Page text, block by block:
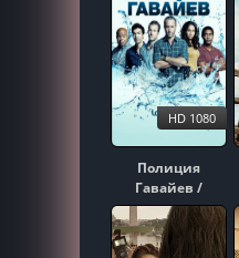
Полиция
Гавайев /
Гавайи 5-0
1,2,3,4,5,6,7,8,9,10
сезон (2010)
HD 1080